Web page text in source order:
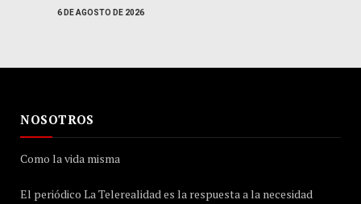
6 DE AGOSTO DE 2026
NOSOTROS
Como la vida misma
El periódico La Telerealidad es la respuesta a la necesidad